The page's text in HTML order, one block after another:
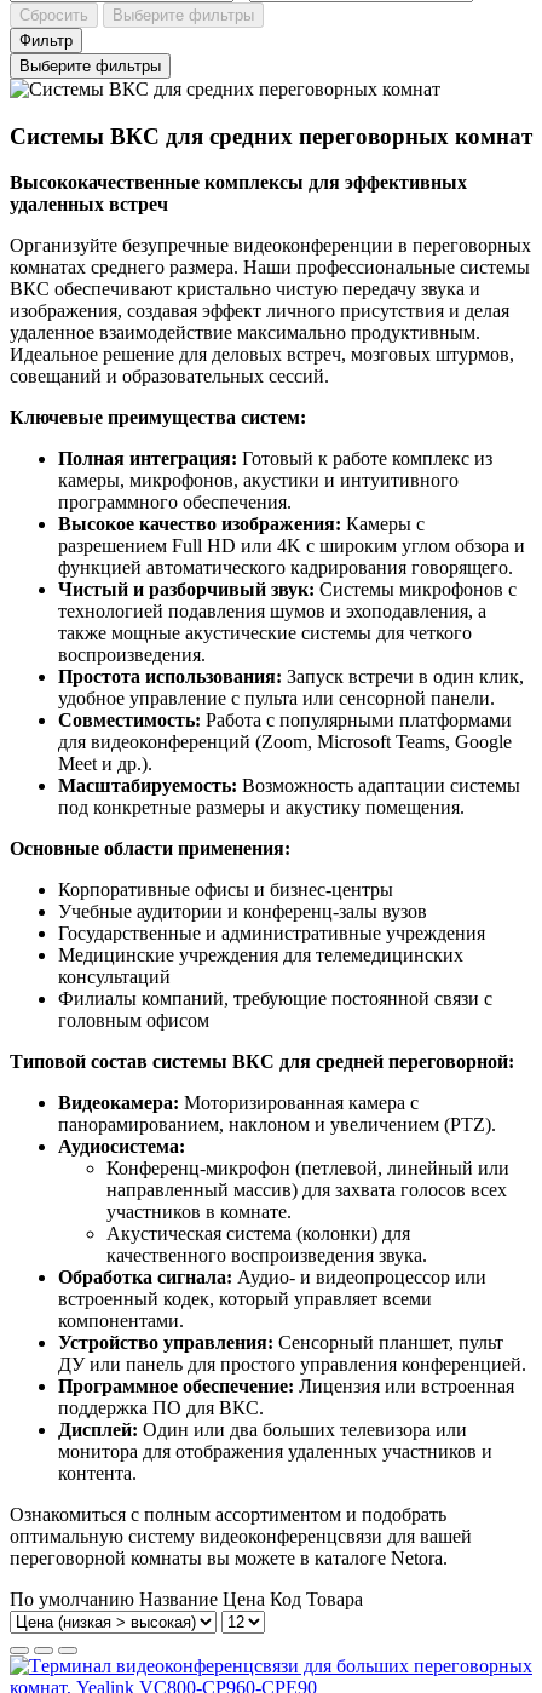
Сбросить
Выберите фильтры
Фильтр
Выберите фильтры
Системы ВКС для средних переговорных комнат
Высококачественные комплексы для эффективных
удаленных встреч
Организуйте безупречные видеоконференции в переговорных
комнатах среднего размера. Наши профессиональные системы
ВКС обеспечивают кристально чистую передачу звука и
изображения, создавая эффект личного присутствия и делая
удаленное взаимодействие максимально продуктивным.
Идеальное решение для деловых встреч, мозговых штурмов,
совещаний и образовательных сессий.
Ключевые преимущества систем:
Полная интеграция: Готовый к работе комплекс из
камеры, микрофонов, акустики и интуитивного
программного обеспечения.
Высокое качество изображения: Камеры с
разрешением Full HD или 4K с широким углом обзора и
функцией автоматического кадрирования говорящего.
Чистый и разборчивый звук: Системы микрофонов с
технологией подавления шумов и эхоподавления, а
также мощные акустические системы для четкого
воспроизведения.
Простота использования: Запуск встречи в один клик,
удобное управление с пульта или сенсорной панели.
Совместимость: Работа с популярными платформами
для видеоконференций (Zoom, Microsoft Teams, Google
Meet и др.).
Масштабируемость: Возможность адаптации системы
под конкретные размеры и акустику помещения.
Основные области применения:
Корпоративные офисы и бизнес-центры
Учебные аудитории и конференц-залы вузов
Государственные и административные учреждения
Медицинские учреждения для телемедицинских
консультаций
Филиалы компаний, требующие постоянной связи с
головным офисом
Типовой состав системы ВКС для средней переговорной:
Видеокамера: Моторизированная камера с
панорамированием, наклоном и увеличением (PTZ).
Аудиосистема:
Конференц-микрофон (петлевой, линейный или
направленный массив) для захвата голосов всех
участников в комнате.
Акустическая система (колонки) для
качественного воспроизведения звука.
Обработка сигнала: Аудио- и видеопроцессор или
встроенный кодек, который управляет всеми
компонентами.
Устройство управления: Сенсорный планшет, пульт
ДУ или панель для простого управления конференцией.
Программное обеспечение: Лицензия или встроенная
поддержка ПО для ВКС.
Дисплей: Один или два больших телевизора или
монитора для отображения удаленных участников и
контента.
Ознакомиться с полным ассортиментом и подобрать
оптимальную систему видеоконференцсвязи для вашей
переговорной комнаты вы можете в каталоге Netora.
По умолчанию Название Цена Код Товара